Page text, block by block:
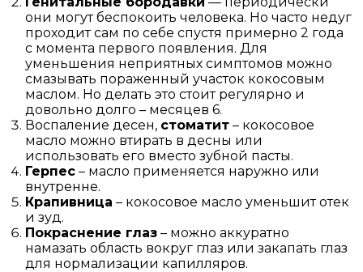
они могут беспокоить человека. Но часто недуг
проходит сам по себе спустя примерно 2 года
с момента первого появления. Для
уменьшения неприятных симптомов можно
смазывать пораженный участок кокосовым
маслом. Но делать это стоит регулярно и
довольно долго – месяцев 6.
Воспаление десен, стоматит – кокосовое
масло можно втирать в десны или
использовать его вместо зубной пасты.
Герпес – масло применяется наружно или
внутренне.
Крапивница – кокосовое масло уменьшит отек
и зуд.
Покраснение глаз – можно аккуратно
намазать область вокруг глаз или закапать глаз
для нормализации капилляров.